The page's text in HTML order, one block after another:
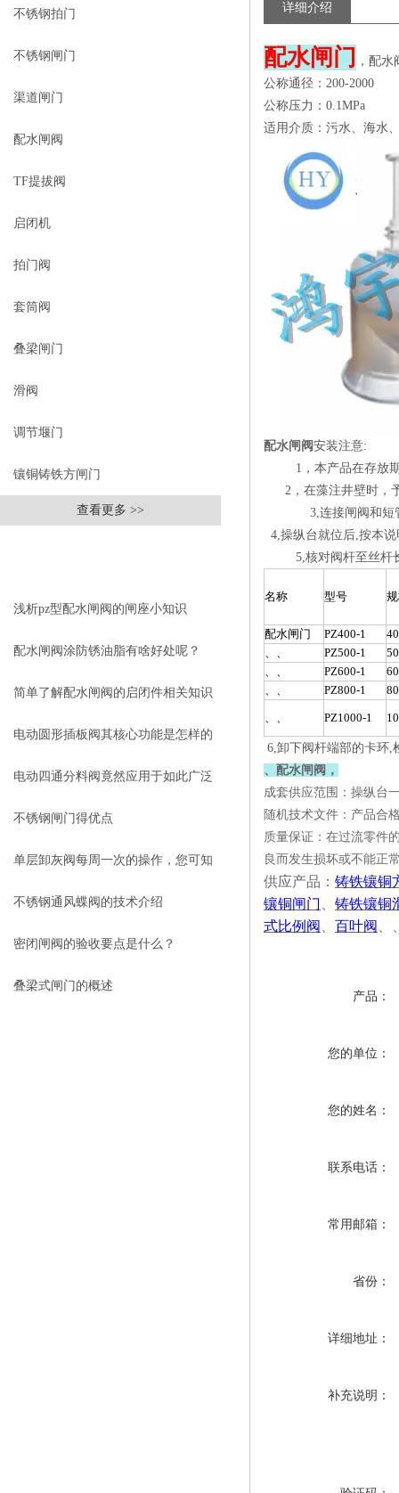
不锈钢拍门
不锈钢闸门
渠道闸门
配水闸阀
TF提拔阀
启闭机
拍门阀
套筒阀
叠梁闸门
滑阀
调节堰门
镶铜铸铁方闸门
查看更多 >>
浅析pz型配水闸阀的闸座小知识
配水闸阀涂防锈油脂有啥好处呢？
简单了解配水闸阀的启闭件相关知识
电动圆形插板阀其核心功能是怎样的
呢？
电动四通分料阀竟然应用于如此广泛
的领域
不锈钢闸门得优点
单层卸灰阀每周一次的操作，您可知
是什么？
不锈钢通风蝶阀的技术介绍
密闭闸阀的验收要点是什么？
叠梁式闸门的概述
详细介绍
配水闸门
，配水
公称通径：200-2000
公称压力：0.1MPa
适用介质：污水、海水
配水闸阀安装注意:
1，本产品在存放期间
2，在藻注井壁时，予
3,连接闸阀和短管
4,操纵台就位后,按本
5,核对阀杆至丝杆长
名称 型号
配水闸门 PZ400-1
、、
PZ500-1
、、
PZ600-1
、、
PZ800-1
、、 PZ1000-1
6,卸下阀杆端部的卡环,
、配水闸阀，
成套供应范围：操纵台
随机技术文件：产品合
质量保证：在过流零件
良而发生损坏或不能正
供应产品： 铸铁镶铜
镶铜闸门
铸铁镶铜
式比例阀
百叶阀
产品：
您的单位：
您的姓名：
联系电话：
常用邮箱：
省份：
详细地址：
补充说明：